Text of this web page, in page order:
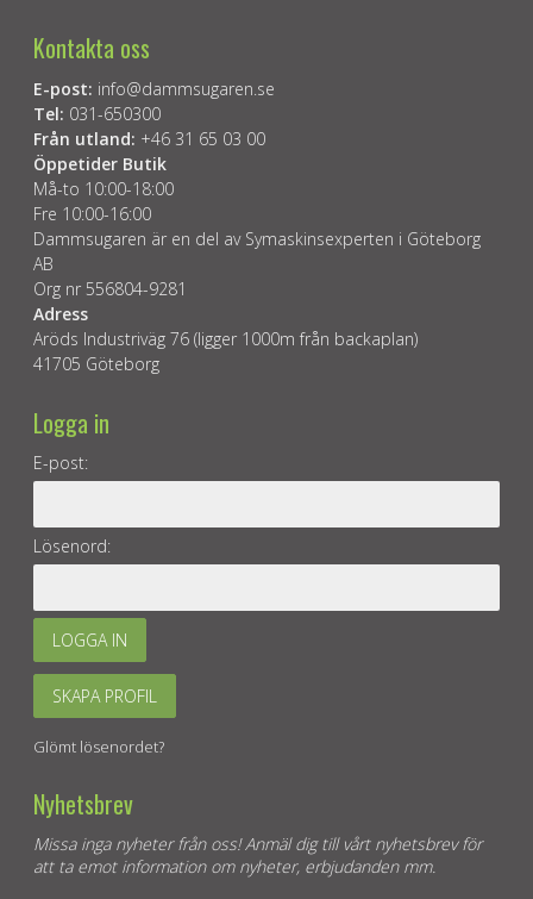
Kontakta oss
E-post: info@dammsugaren.se
Tel: 031-650300
Från utland: +46 31 65 03 00
Öppetider Butik
Må-to 10:00-18:00
Fre 10:00-16:00
Dammsugaren är en del av Symaskinsexperten i Göteborg
AB
Org nr 556804-9281
Adress
Aröds Industriväg 76 (ligger 1000m från backaplan)
41705 Göteborg
Logga in
E-post:
Lösenord:
LOGGA IN
SKAPA PROFIL
Glömt lösenordet?
Nyhetsbrev
Missa inga nyheter från oss! Anmäl dig till vårt nyhetsbrev för
att ta emot information om nyheter, erbjudanden mm.